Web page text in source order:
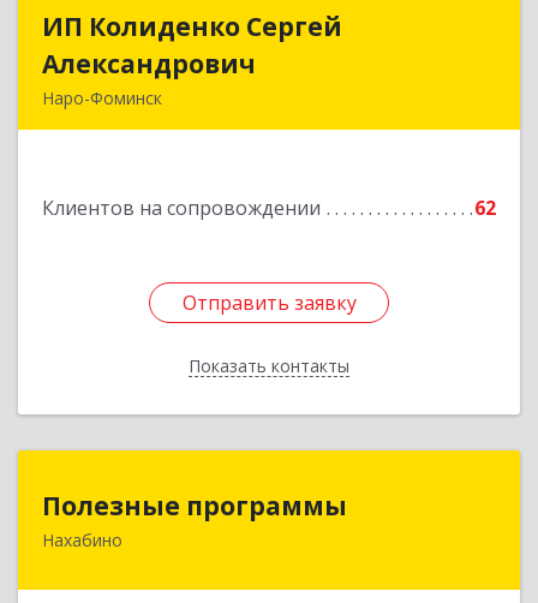
ИП Колиденко Сергей
Александрович
Наро-Фоминск
Клиентов на сопровождении 62
Отправить заявку
Показать контакты
ИП Колиденко Сергей
Отправить заявку
Назад
Полезные программы
Нахабино
143432, Московская обл, Красногорский р-н,